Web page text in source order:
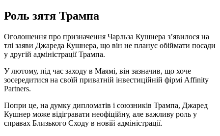
Роль зятя Трампа
Оголошення про призначення Чарльза Кушнера з’явилося на
тлі заяви Джареда Кушнера, що він не планує обіймати посади
у другій адміністрації Трампа.
У лютому, під час заходу в Маямі, він зазначив, що хоче
зосередитися на своїй приватній інвестиційній фірмі Affinity
Partners.
Попри це, на думку дипломатів і союзників Трампа, Джаред
Кушнер може відігравати неофіційну, але важливу роль у
справах Близького Сходу в новій адміністрації.